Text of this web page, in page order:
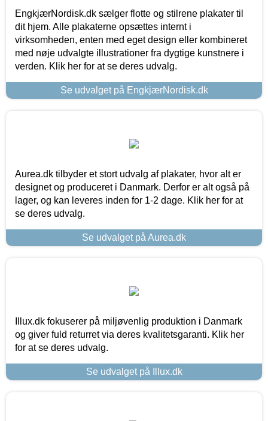
EngkjærNordisk.dk sælger flotte og stilrene plakater til
dit hjem. Alle plakaterne opsættes internt i
virksomheden, enten med eget design eller kombineret
med nøje udvalgte illustrationer fra dygtige kunstnere i
verden. Klik her for at se deres udvalg.
Se udvalget på EngkjærNordisk.dk
Aurea.dk tilbyder et stort udvalg af plakater, hvor alt er
designet og produceret i Danmark. Derfor er alt også på
lager, og kan leveres inden for 1-2 dage. Klik her for at
se deres udvalg.
Se udvalget på Aurea.dk
Illux.dk fokuserer på miljøvenlig produktion i Danmark
og giver fuld returret via deres kvalitetsgaranti. Klik her
for at se deres udvalg.
Se udvalget på Illux.dk